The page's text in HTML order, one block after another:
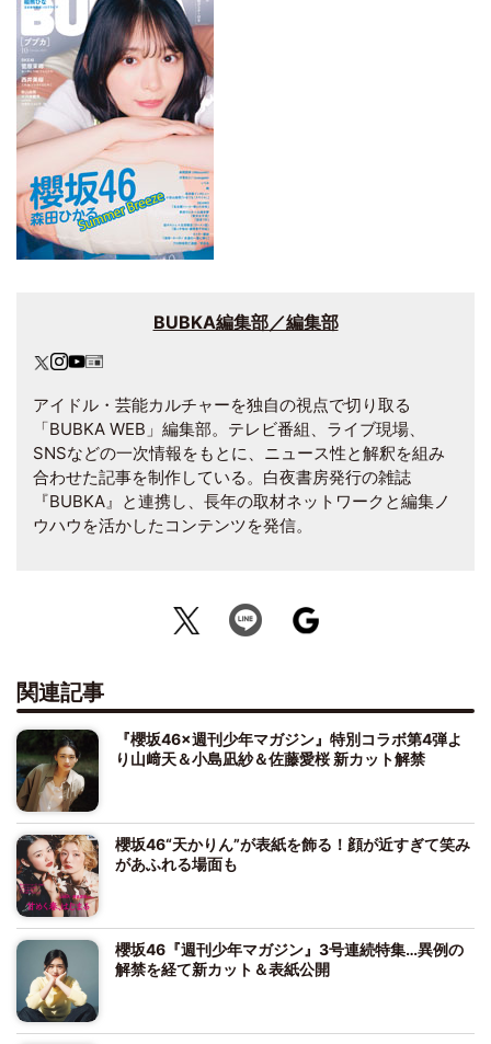
BUBKA編集部／編集部
アイドル・芸能カルチャーを独自の視点で切り取る
「BUBKA WEB」編集部。テレビ番組、ライブ現場、
SNSなどの一次情報をもとに、ニュース性と解釈を組み
合わせた記事を制作している。白夜書房発行の雑誌
『BUBKA』と連携し、長年の取材ネットワークと編集ノ
ウハウを活かしたコンテンツを発信。
関連記事
『櫻坂46×週刊少年マガジン』特別コラボ第4弾よ
り山﨑天＆小島凪紗＆佐藤愛桜 新カット解禁
櫻坂46“天かりん”が表紙を飾る！顔が近すぎて笑み
があふれる場面も
櫻坂46『週刊少年マガジン』3号連続特集…異例の
解禁を経て新カット＆表紙公開